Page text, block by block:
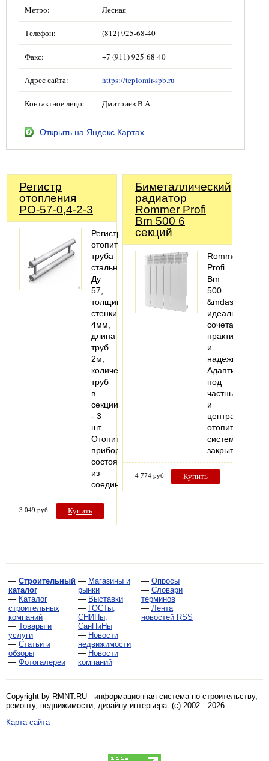
Метро: Лесная
Телефон: (812) 925-68-40
Факс: +7 (911) 925-68-40
Адрес сайта: https://teplomir-spb.ru
Контактное лицо: Дмитриев В.А.
Открыть на Яндекс.Картах
Регистр
отопления
РО-57-0,4-2-3
Регистры
отопительные,
труба
стальная
Ду
57,
толщина
стенки
4мм,
длина
труб
2м,
количество
труб
в
секции
- 3
шт
Отопительный
прибор,
состоящий
из
соединенных…
3 049 руб Купить
Биметаллический
радиатор
Rommer Profi
Bm 500 6
секций
Rommer
Profi
Bm
500
&mdash;
идеальное
сочетание
практичности
и
надежности.
Адаптирован
под
частные
и
отопительные
системы
закрытого…
4 774 руб Купить
— Строительный
каталог
— Каталог
строительных
компаний
— Товары и
услуги
— Статьи и
обзоры
— Фотогалереи
— Магазины и
рынки
— Выставки
— ГОСТы,
СНИПы,
СанПиНы
— Новости
недвижимости
— Новости
компаний
— Опросы
— Словари
терминов
— Лента
новостей RSS
Copyright by RMNT.RU - информационная система по строительству,
ремонту, недвижимости, дизайну интерьера. (c) 2002—2026
Карта сайта